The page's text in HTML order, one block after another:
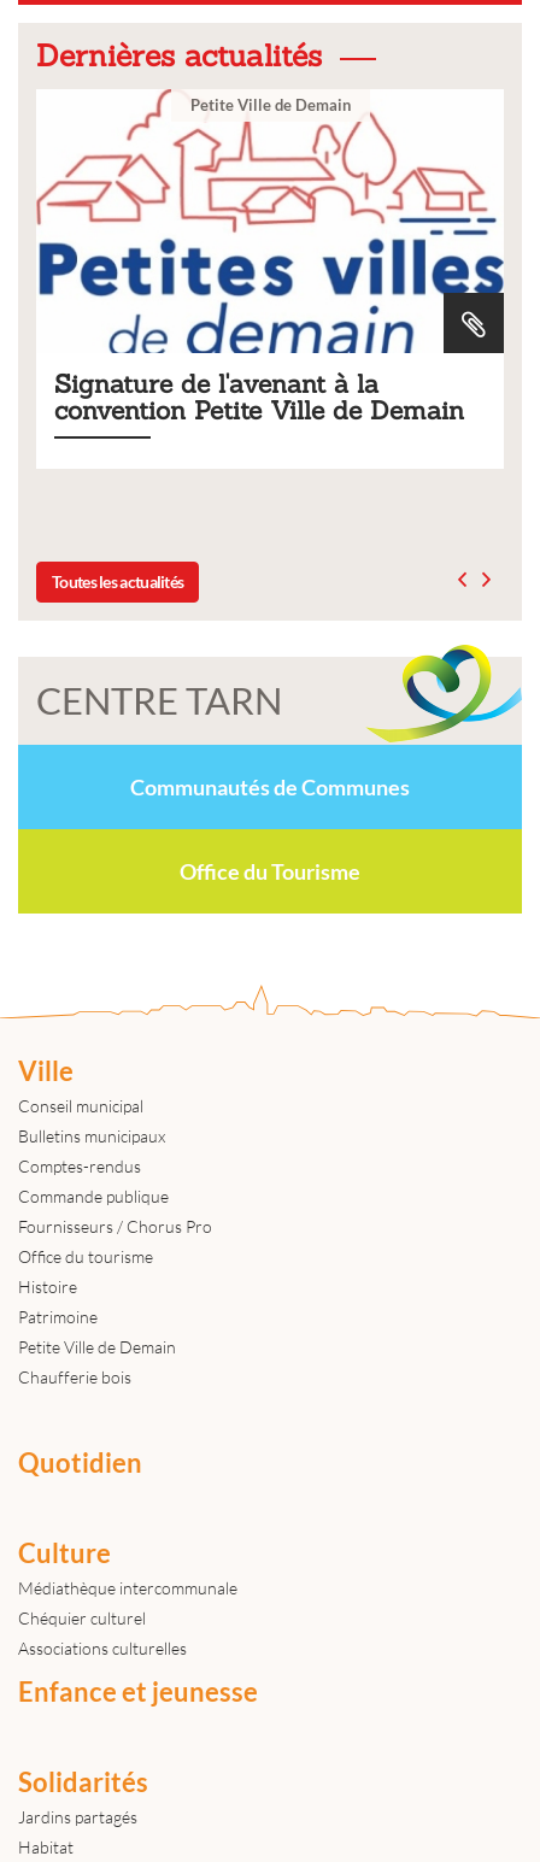
Dernières actualités
à la
de Demain
Tarifs 2026 des
municipaux
Toutes les actualités
CENTRE TARN
Communautés de Communes
Office du Tourisme
Ville
Conseil municipal
Bulletins municipaux
Comptes-rendus
Commande publique
Fournisseurs / Chorus Pro
Office du tourisme
Histoire
Patrimoine
Petite Ville de Demain
Chaufferie bois
Quotidien
Culture
Médiathèque intercommunale
Chéquier culturel
Associations culturelles
Enfance et jeunesse
Solidarités
Jardins partagés
Habitat